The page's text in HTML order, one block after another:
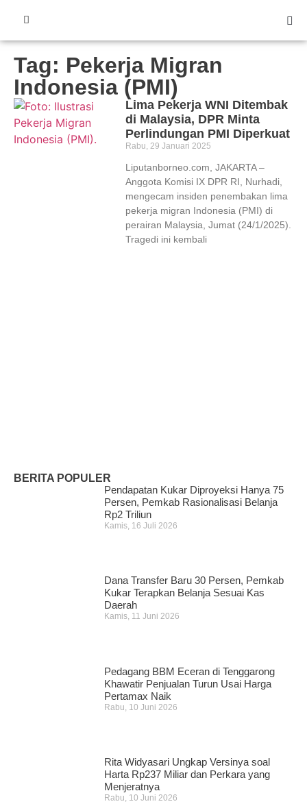
Tag: Pekerja Migran
Indonesia (PMI)
Lima Pekerja WNI Ditembak
di Malaysia, DPR Minta
Perlindungan PMI Diperkuat
Rabu, 29 Januari 2025
Liputanborneo.com, JAKARTA –
Anggota Komisi IX DPR RI, Nurhadi,
mengecam insiden penembakan lima
pekerja migran Indonesia (PMI) di
perairan Malaysia, Jumat (24/1/2025).
Tragedi ini kembali
BERITA POPULER
Pendapatan Kukar Diproyeksi Hanya 75
Persen, Pemkab Rasionalisasi Belanja
Rp2 Triliun
Kamis, 16 Juli 2026
Dana Transfer Baru 30 Persen, Pemkab
Kukar Terapkan Belanja Sesuai Kas
Daerah
Kamis, 11 Juni 2026
Pedagang BBM Eceran di Tenggarong
Khawatir Penjualan Turun Usai Harga
Pertamax Naik
Rabu, 10 Juni 2026
Rita Widyasari Ungkap Versinya soal
Harta Rp237 Miliar dan Perkara yang
Menjeratnya
Rabu, 10 Juni 2026